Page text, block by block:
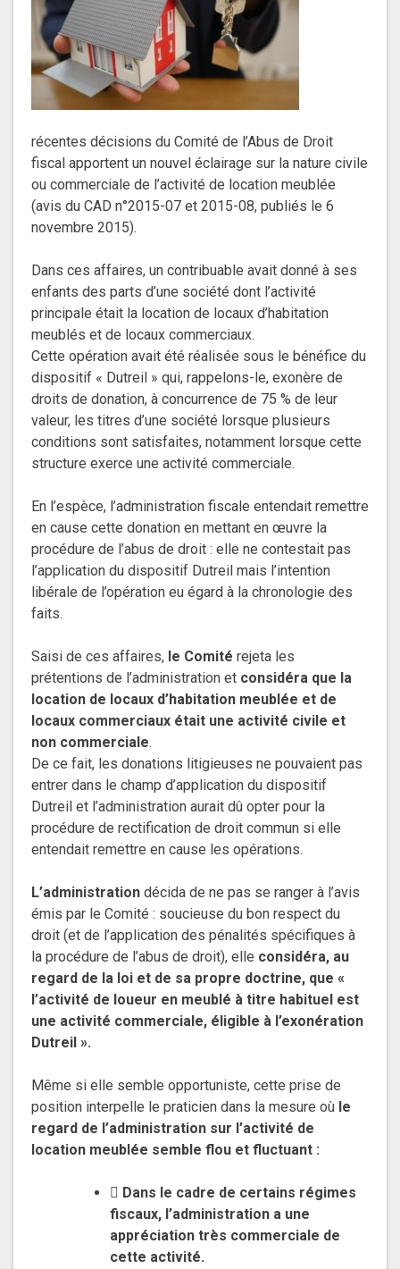
récentes décisions du Comité de l’Abus de Droit
fiscal apportent un nouvel éclairage sur la nature civile
ou commerciale de l’activité de location meublée
(avis du CAD n°2015-07 et 2015-08, publiés le 6
novembre 2015).
Dans ces affaires, un contribuable avait donné à ses
enfants des parts d’une société dont l’activité
principale était la location de locaux d’habitation
meublés et de locaux commerciaux.
Cette opération avait été réalisée sous le bénéfice du
dispositif « Dutreil » qui, rappelons-le, exonère de
droits de donation, à concurrence de 75 % de leur
valeur, les titres d’une société lorsque plusieurs
conditions sont satisfaites, notamment lorsque cette
structure exerce une activité commerciale.
En l’espèce, l’administration fiscale entendait remettre
en cause cette donation en mettant en œuvre la
procédure de l’abus de droit : elle ne contestait pas
l’application du dispositif Dutreil mais l’intention
libérale de l’opération eu égard à la chronologie des
faits.
Saisi de ces affaires, le Comité rejeta les
prétentions de l’administration et considéra que la
location de locaux d’habitation meublée et de
locaux commerciaux était une activité civile et
non commerciale.
De ce fait, les donations litigieuses ne pouvaient pas
entrer dans le champ d’application du dispositif
Dutreil et l’administration aurait dû opter pour la
procédure de rectification de droit commun si elle
entendait remettre en cause les opérations.
L’administration décida de ne pas se ranger à l’avis
émis par le Comité : soucieuse du bon respect du
droit (et de l’application des pénalités spécifiques à
la procédure de l’abus de droit), elle considéra, au
regard de la loi et de sa propre doctrine, que «
l’activité de loueur en meublé à titre habituel est
une activité commerciale, éligible à l’exonération
Dutreil ».
Même si elle semble opportuniste, cette prise de
position interpelle le praticien dans la mesure où le
regard de l’administration sur l’activité de
location meublée semble flou et fluctuant :
 Dans le cadre de certains régimes
fiscaux, l’administration a une
appréciation très commerciale de
cette activité.